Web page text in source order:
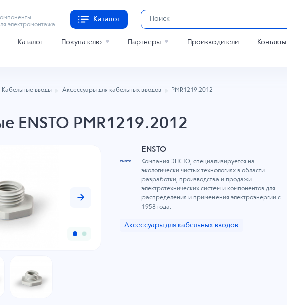
электромонтажа
Каталог
Каталог Покупателю Партнеры Производители Контакты
Кабельные вводы Аксессуары для кабельных вводов PMR1219.2012
ENSTO PMR1219.2012
ENSTO
Компания ЭНСТО, специализируется на
экологически чистых технологиях в области
разработки, производства и продажи
электротехнических систем и компонентов для
распределения и применения электроэнергии с
1958 года.
Аксессуары для кабельных вводов